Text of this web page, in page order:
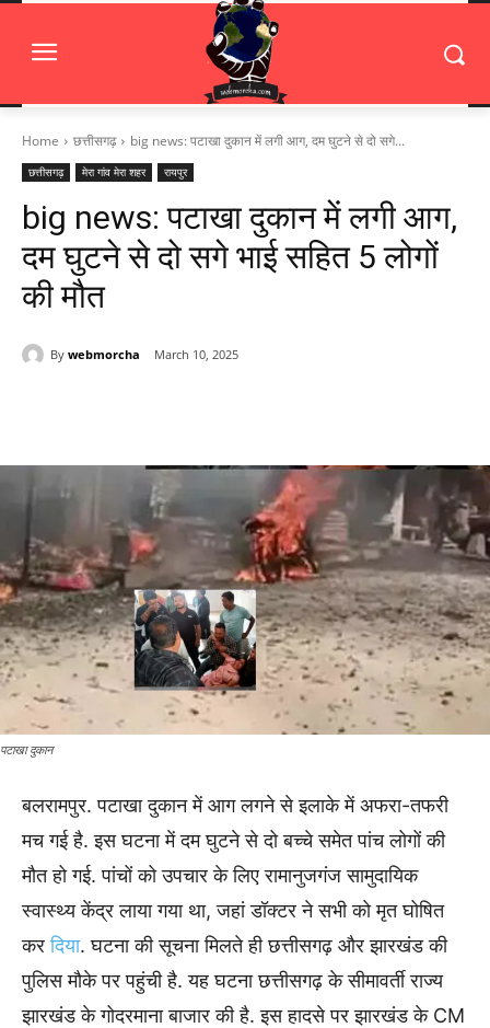
Home छत्तीसगढ़ big news: पटाखा दुकान में लगी आग, दम घुटने से दो सगे...
छत्तीसगढ़ मेरा गांव मेरा शहर रायपुर
big news: पटाखा दुकान में लगी आग,
दम घुटने से दो सगे भाई सहित 5 लोगों
की मौत
By webmorcha March 10, 2025
पटाखा दुकान
बलरामपुर. पटाखा दुकान में आग लगने से इलाके में अफरा-तफरी
मच गई है. इस घटना में दम घुटने से दो बच्चे समेत पांच लोगों की
मौत हो गई. पांचों को उपचार के लिए रामानुजगंज सामुदायिक
स्वास्थ्य केंद्र लाया गया था, जहां डॉक्टर ने सभी को मृत घोषित
करदिया. घटना की सूचना मिलते ही छत्तीसगढ़ और झारखंड की
पुलिस मौके पर पहुंची है. यह घटना छत्तीसगढ़ के सीमावर्ती राज्य
झारखंड के गोदरमाना बाजार की है. इस हादसे पर झारखंड के CM